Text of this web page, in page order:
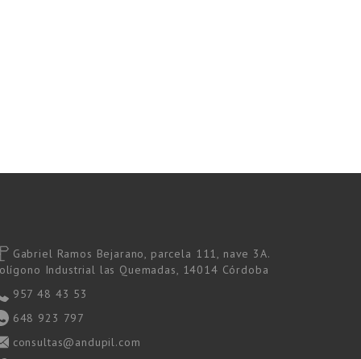
Gabriel Ramos Bejarano, parcela 111, nave 3A.
Industrial las Quemadas, 14014 Córdoba
957 48 43 53
648 923 797
consultas@andupil.com